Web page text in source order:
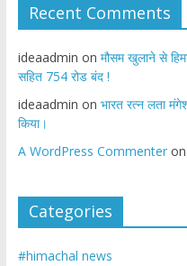
Recent Comments
ideaadmin on मौसम खुलाने से
सहित 754 रोड बंद !
ideaadmin on भारत रत्न लता
किया।
A WordPress Commenteron
Categories
#himachal news